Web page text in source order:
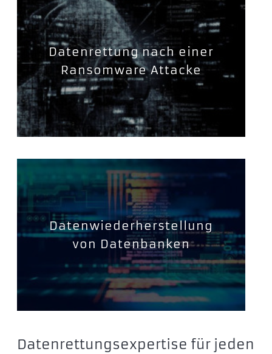
Datenrettung nach einer
Ransomware Attacke
Datenwiederherstellung
von Datenbanken
Datenrettungsexpertise für jeden